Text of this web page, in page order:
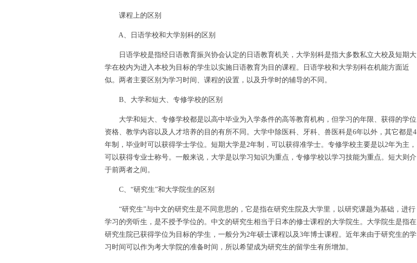
课程上的区别
A、日语学校和大学别科的区别
日语学校是指经日语教育振兴协会认定的日语教育机关，大学别科是指大多数私立大校及短期大
学在校内为进入本校为目标的学生以实施日语教育为目的课程。日语学校和大学别科在机能方面近
似。两者主要区别为学习时间、课程的设置，以及升学时的辅导的不同。
B、大学和短大、专修学校的区别
大学和短大、专修学校都是以高中毕业为入学条件的高等教育机构，但学习的年限、获得的学位
资格、教学内容以及人才培养的目的有所不同。大学中除医科、牙科、兽医科是6年以外，其它都是4
年制，毕业时可以获得学士学位。短期大学是2年制，可以获得准学士。专修学校主要是以2年为主，
可以获得专业士称号。一般来说，大学是以学习知识为重点，专修学校以学习技能为重点。短大则介
于前两者之间。
C、“研究生”和大学院生的区别
“研究生”与中文的研究生是不同意思的，它是指在研究生院及大学里，以研究课题为基础，进行
学习的旁听生，是不授予学位的。中文的研究生相当于日本的修士课程的大学院生。大学院生是指在
研究生院已获得学位为目标的学生，一般分为2年硕士课程以及3年博士课程。近年来由于研究生的学
习时间可以作为考大学院的准备时间，所以希望成为研究生的留学生有所增加。